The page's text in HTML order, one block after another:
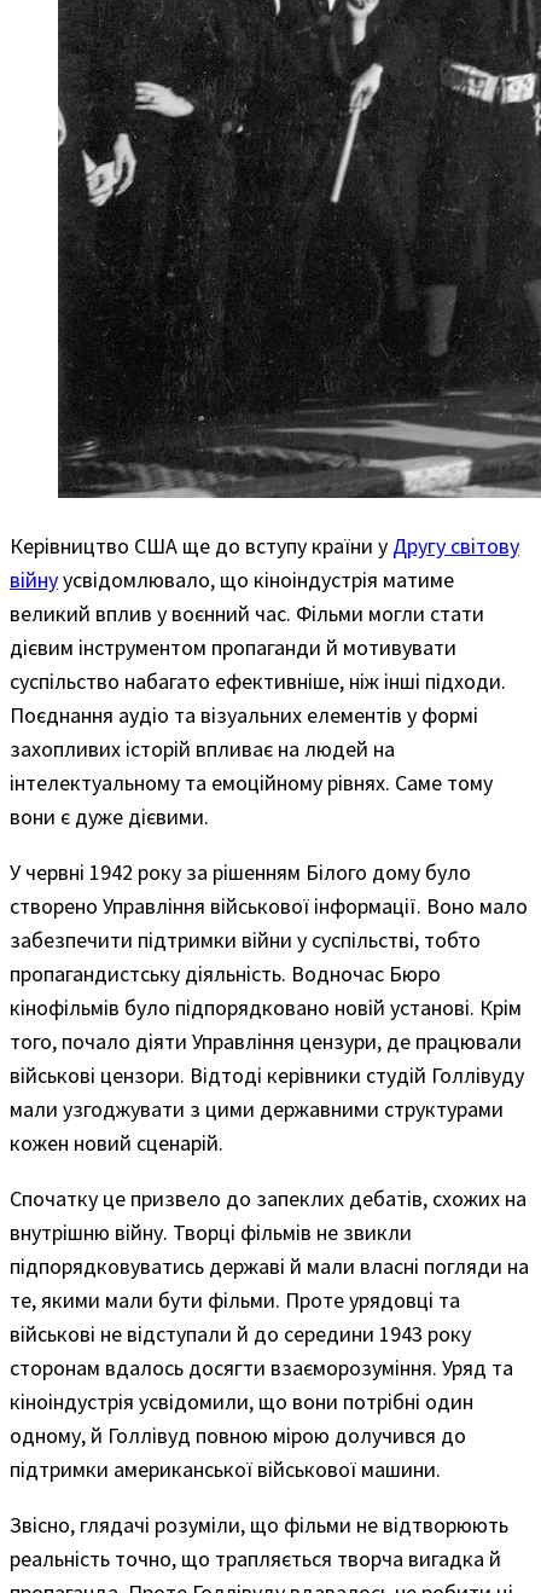
Керівництво США ще до вступу країни у Другу світову
війнуусвідомлювало, що кіноіндустрія матиме
великий вплив у воєнний час. Фільми могли стати
дієвим інструментом пропаганди й мотивувати
суспільство набагато ефективніше, ніж інші підходи.
Поєднання аудіо та візуальних елементів у формі
захопливих історій впливає на людей на
інтелектуальному та емоційному рівнях. Саме тому
вони є дуже дієвими.
У червні 1942 року за рішенням Білого дому було
створено Управління військової інформації. Воно мало
забезпечити підтримки війни у суспільстві, тобто
пропагандистську діяльність. Водночас Бюро
кінофільмів було підпорядковано новій установі. Крім
того, почало діяти Управління цензури, де працювали
військові цензори. Відтоді керівники студій Голлівуду
мали узгоджувати з цими державними структурами
кожен новий сценарій.
Спочатку це призвело до запеклих дебатів, схожих на
внутрішню війну. Творці фільмів не звикли
підпорядковуватись державі й мали власні погляди на
те, якими мали бути фільми. Проте урядовці та
військові не відступали й до середини 1943 року
сторонам вдалось досягти взаєморозуміння. Уряд та
кіноіндустрія усвідомили, що вони потрібні один
одному, й Голлівуд повною мірою долучився до
підтримки американської військової машини.
Звісно, глядачі розуміли, що фільми не відтворюють
реальність точно, що трапляється творча вигадка й